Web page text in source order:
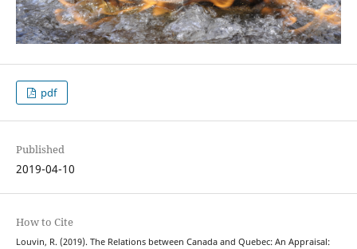
pdf
Published
2019-04-10
How to Cite
Louvin, R. (2019). The Relations between Canada and Quebec: An Appraisal: